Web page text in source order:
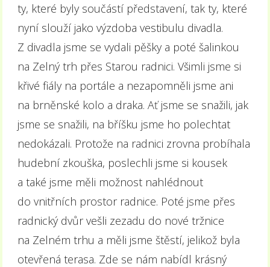
ty, které byly součástí představení, tak ty, které
nyní slouží jako výzdoba vestibulu divadla.
Z divadla jsme se vydali pěšky a poté šalinkou
na Zelný trh přes Starou radnici. Všimli jsme si
křivé fiály na portále a nezapomněli jsme ani
na brněnské kolo a draka. Ať jsme se snažili, jak
jsme se snažili, na bříšku jsme ho polechtat
nedokázali. Protože na radnici zrovna probíhala
hudební zkouška, poslechli jsme si kousek
a také jsme měli možnost nahlédnout
do vnitřních prostor radnice. Poté jsme přes
radnický dvůr vešli zezadu do nové tržnice
na Zelném trhu a měli jsme štěstí, jelikož byla
otevřená terasa. Zde se nám nabídl krásný